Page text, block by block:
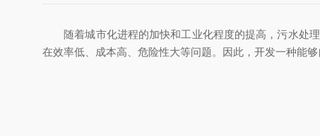
随着城市化进程的加快和工业化程度的提高，污水处理
在效率低、成本高、危险性大等问题。因此，开发一种能